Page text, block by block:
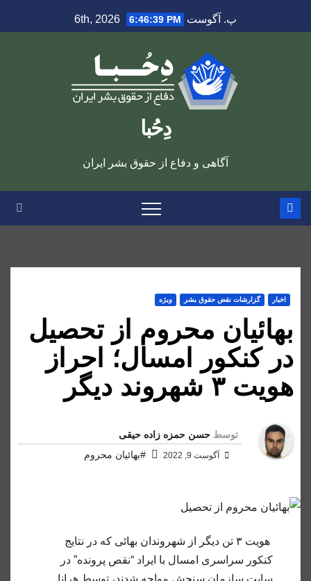
to
پ. آگوست 6th, 2026 6:46:40 PM
دِحُبا
آگاهی و دفاع از حقوق بشر ایران
اخبار گزارشات نقض حقوق بشر ویژه
بهائیان محروم از تحصیل
در کنکور امسال؛ احراز
هویت ۳ شهروند دیگر
توسط حسن حمزه زاده حیقی
آگوست 9, 2022 #بهائیان محروم
هویت ۳ تن دیگر از شهروندان بهائی که در نتایج
کنکور سراسری امسال با ایراد “نقص پرونده” در